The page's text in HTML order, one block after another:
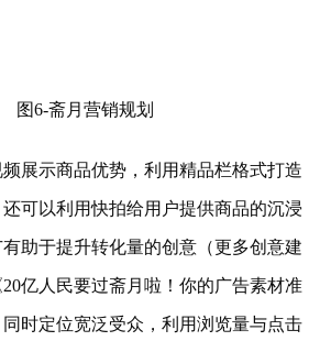
图6-斋月营销规划
展示商品优势，利用精品栏格式打造
可以利用快拍给用户提供商品的沉浸
助于提升转化量的创意（更多创意建
亿人民要过斋月啦！你的广告素材准
时定位宽泛受众，利用浏览量与点击